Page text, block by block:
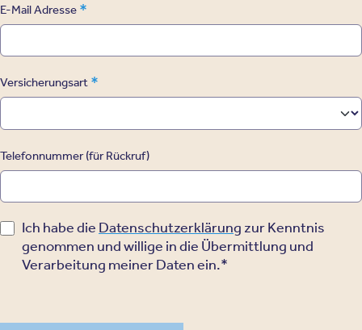
E-Mail Adresse *
Versicherungsart *
Telefonnummer (für Rückruf)
Ich habe die Datenschutzerklärung zur Kenntnis
genommen und willige in die Übermittlung und
Verarbeitung meiner Daten ein.*